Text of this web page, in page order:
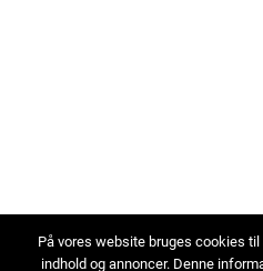
På vores website bruges cookies
indhold og annoncer. Denne